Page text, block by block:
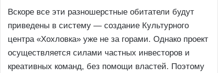
Вскоре все эти разношерстные обитатели будут
приведены в систему — создание Культурного
центра «Хохловка» уже не за горами. Однако проект
осуществляется силами частных инвесторов и
креативных команд, без помощи властей. Поэтому